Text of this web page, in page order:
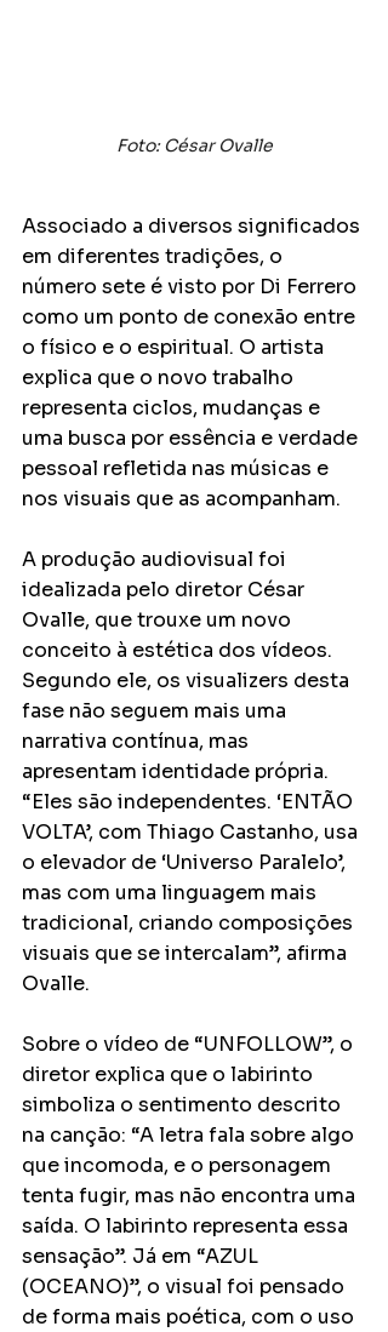
Foto: César Ovalle
Associado a diversos significados
em diferentes tradições, o
número sete é visto por Di Ferrero
como um ponto de conexão entre
o físico e o espiritual. O artista
explica que o novo trabalho
representa ciclos, mudanças e
uma busca por essência e verdade
pessoal refletida nas músicas e
nos visuais que as acompanham.
A produção audiovisual foi
idealizada pelo diretor César
Ovalle, que trouxe um novo
conceito à estética dos vídeos.
Segundo ele, os visualizers desta
fase não seguem mais uma
narrativa contínua, mas
apresentam identidade própria.
“Eles são independentes. ‘ENTÃO
VOLTA’, com Thiago Castanho, usa
o elevador de ‘Universo Paralelo’,
mas com uma linguagem mais
tradicional, criando composições
visuais que se intercalam”, afirma
Ovalle.
Sobre o vídeo de “UNFOLLOW”, o
diretor explica que o labirinto
simboliza o sentimento descrito
na canção: “A letra fala sobre algo
que incomoda, e o personagem
tenta fugir, mas não encontra uma
saída. O labirinto representa essa
sensação”. Já em “AZUL
(OCEANO)”, o visual foi pensado
de forma mais poética, com o uso